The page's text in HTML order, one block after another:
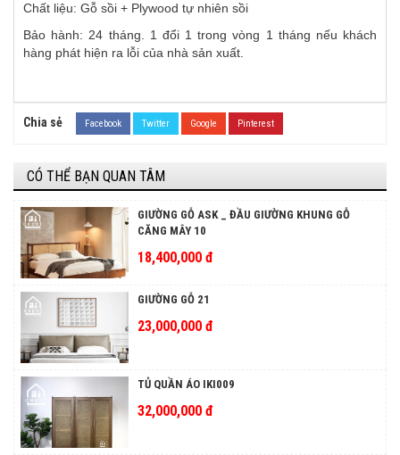
Chất liệu: Gỗ sồi + Plywood tự nhiên sồi
Bảo hành: 24 tháng. 1 đổi 1 trong vòng 1 tháng nếu khách
hàng phát hiện ra lỗi của nhà sản xuất.
Chia sẻ Facebook Twitter Google Pinterest
CÓ THỂ BẠN QUAN TÂM
GIƯỜNG GỖ ASK _ ĐẦU GIƯỜNG KHUNG GỖ
CĂNG MÂY 10
18,400,000 đ
GIƯỜNG GỖ 21
23,000,000 đ
TỦ QUẦN ÁO IKI009
32,000,000 đ